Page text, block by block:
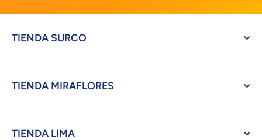
TIENDA SURCO
TIENDA MIRAFLORES
TIENDA LIMA